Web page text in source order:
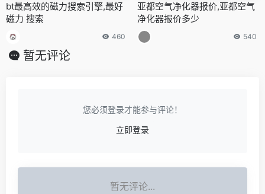
bt最高效的磁力搜索引擎,最好
磁力 搜索
460
亚都空气净化器报价,亚都空气
净化器报价多少
540
暂无评论
您必须登录才能参与评论！
立即登录
暂无评论...